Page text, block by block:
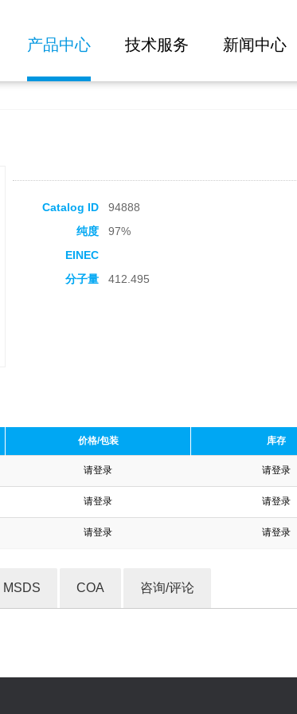
产品中心 技术服务 新闻中心
Catalog ID 94888
纯度
97%
EINEC
分子量 412.495
价格/包装 库存
请登录 请登录
请登录 请登录
请登录 请登录
MSDS COA 咨询/评论